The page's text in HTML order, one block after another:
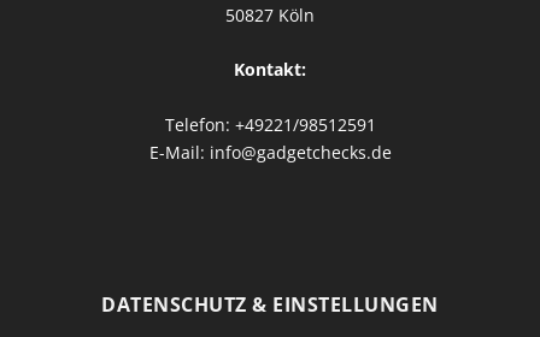
50827 Köln
Kontakt:
Telefon: +49221/98512591
E-Mail: info@gadgetchecks.de
DATENSCHUTZ & EINSTELLUNGEN